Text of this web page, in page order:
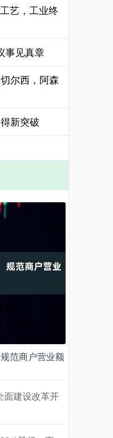
艺，工业终
事见真章
尔西，阿森
新突破
范商户营业额
面建设改革开